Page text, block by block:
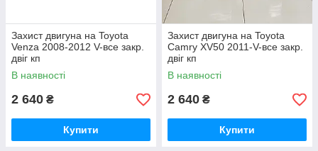
Захист двигуна на Toyota
Venza 2008-2012 V-все закр.
двіг кп
В наявності
2 640 ₴
Купити
Захист двигуна на Toyota
Camry XV50 2011-V-все закр.
двіг кп
В наявності
2 640 ₴
Купити